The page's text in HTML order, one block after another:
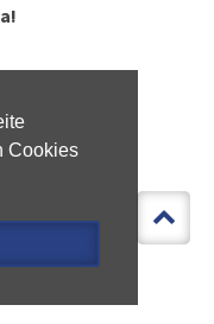
Cookies